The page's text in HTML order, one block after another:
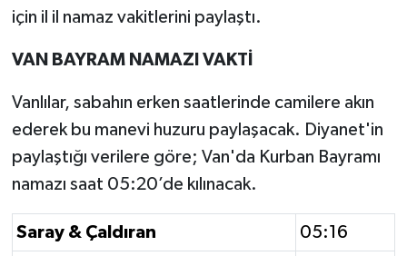
için il il namaz vakitlerini paylaştı.
VAN BAYRAM NAMAZI VAKTİ
Vanlılar, sabahın erken saatlerinde camilere akın
ederek bu manevi huzuru paylaşacak. Diyanet'in
paylaştığı verilere göre; Van'da Kurban Bayramı
namazı saat 05:20’de kılınacak.
Saray & Çaldıran 05:16